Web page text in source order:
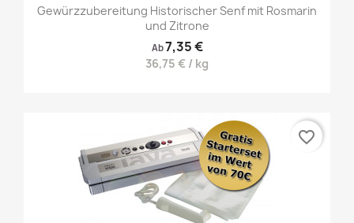
Gewürzzubereitung Historischer Senf mit Rosmarin
und Zitrone
Ab7,35 €
36,75 € / kg
favorite_border